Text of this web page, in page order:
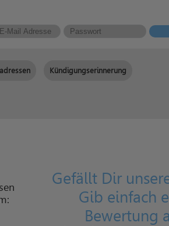
Kündigungserinnerung
Gefällt Dir
Gib einfach
Bewertung